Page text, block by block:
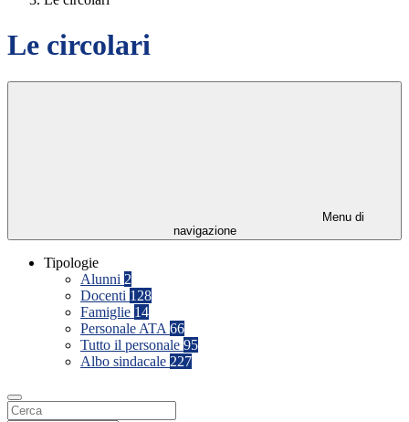
Le circolari
Menu di
navigazione
Tipologie
Alunni 2
Docenti 128
Famiglie 14
Personale ATA 66
Tutto il personale 95
Albo sindacale 227